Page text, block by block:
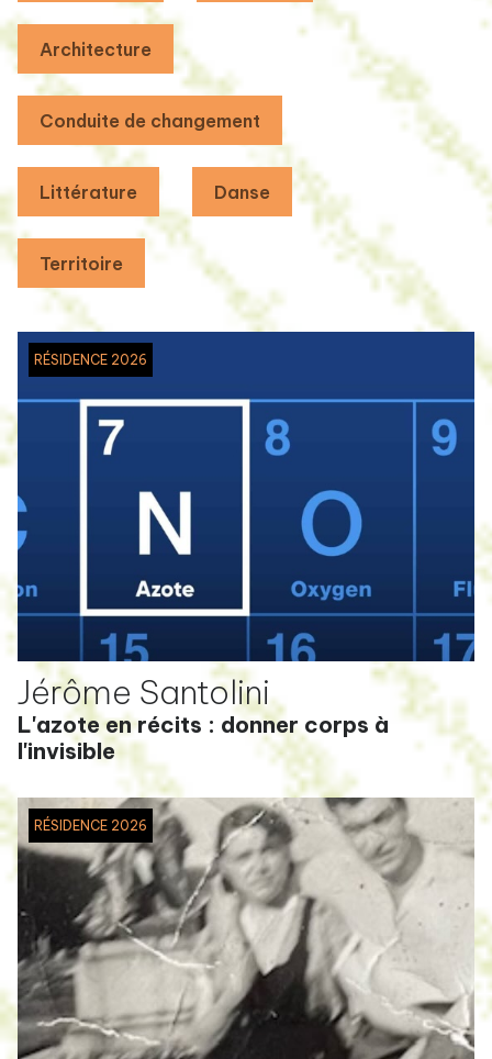
Architecture
Conduite de changement
Littérature Danse
Territoire
RÉSIDENCE 2026
Jérôme Santolini
L'azote en récits : donner corps à
l'invisible
RÉSIDENCE 2026